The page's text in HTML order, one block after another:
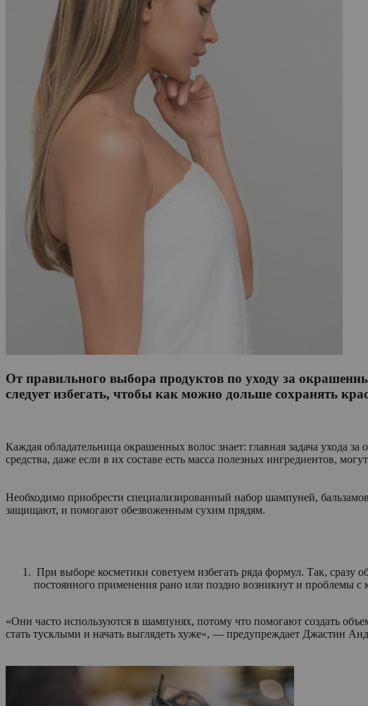
От правильного выбора продуктов по уходу за
следует избегать, чтобы как можно дольше сохранять
Каждая обладательница окрашенных волос знает: главная задача ухода
средства, даже если в их составе есть масса полезных ингредиентов,
Необходимо приобрести специализированный набор шампуней,
защищают, и помогают обезвоженным сухим прядям.
При выборе косметики советуем избегать ряда формул. Так, сразу
постоянного применения рано или поздно возникнут и проблемы с
«Они часто используются в шампунях, потому что помогают создать
стать тусклыми и начать выглядеть хуже», — предупреждает Джастин